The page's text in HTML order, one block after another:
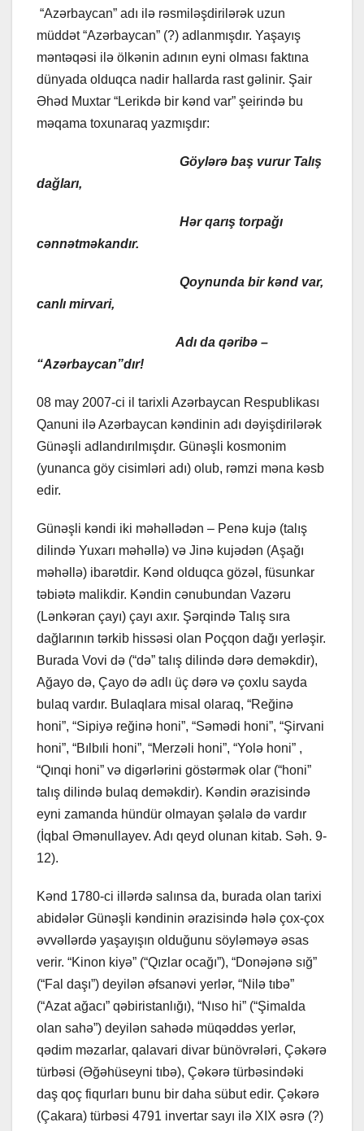
“Azərbaycan” adı ilə rəsmiləşdirilərək uzun
müddət “Azərbaycan” (?) adlanmışdır. Yaşayış
məntəqəsi ilə ölkənin adının eyni olması faktına
dünyada olduqca nadir hallarda rast gəlinir. Şair
Əhəd Muxtar “Lerikdə bir kənd var” şeirində bu
məqama toxunaraq yazmışdır:
Göylərə baş vurur Talış
dağları,
Hər qarış torpağı
cənnətməkandır.
Qoynunda bir kənd var,
canlı mirvari,
Adı da qəribə –
“Azərbaycan”dır!
08 may 2007-ci il tarixli Azərbaycan Respublikası
Qanuni ilə Azərbaycan kəndinin adı dəyişdirilərək
Günəşli adlandırılmışdır. Günəşli kosmonim
(yunanca göy cisimləri adı) olub, rəmzi məna kəsb
edir.
Günəşli kəndi iki məhəllədən – Penə kujə (talış
dilində Yuxarı məhəllə) və Jinə kujədən (Aşağı
məhəllə) ibarətdir. Kənd olduqca gözəl, füsunkar
təbiətə malikdir. Kəndin cənubundan Vazəru
(Lənkəran çayı) çayı axır. Şərqində Talış sıra
dağlarının tərkib hissəsi olan Poçqon dağı yerləşir.
Burada Vovi də (“də” talış dilində dərə deməkdir),
Ağayo də, Çayo də adlı üç dərə və çoxlu sayda
bulaq vardır. Bulaqlara misal olaraq, “Reğinə
honi”, “Sipiyə reğinə honi”, “Səmədi honi”, “Şirvani
honi”, “Bılbıli honi”, “Merzəli honi”, “Yolə honi” ,
“Qınqi honi” və digərlərini göstərmək olar (“honi”
talış dilində bulaq deməkdir). Kəndin ərazisində
eyni zamanda hündür olmayan şəlalə də vardır
(İqbal Əmənullayev. Adı qeyd olunan kitab. Səh. 9-
12).
Kənd 1780-ci illərdə salınsa da, burada olan tarixi
abidələr Günəşli kəndinin ərazisində hələ çox-çox
əvvəllərdə yaşayışın olduğunu söyləməyə əsas
verir. “Kinon kiyə” (“Qızlar ocağı”), “Donəjənə sığ”
(“Fal daşı”) deyilən əfsanəvi yerlər, “Nilə tıbə”
(“Azat ağacı” qəbiristanlığı), “Nıso hi” (“Şimalda
olan sahə”) deyilən sahədə müqəddəs yerlər,
qədim məzarlar, qalavari divar bünövrələri, Çəkərə
türbəsi (Əğəhüseyni tıbə), Çəkərə türbəsindəki
daş qoç fiqurları bunu bir daha sübut edir. Çəkərə
(Çakara) türbəsi 4791 invertar sayı ilə XIX əsrə (?)